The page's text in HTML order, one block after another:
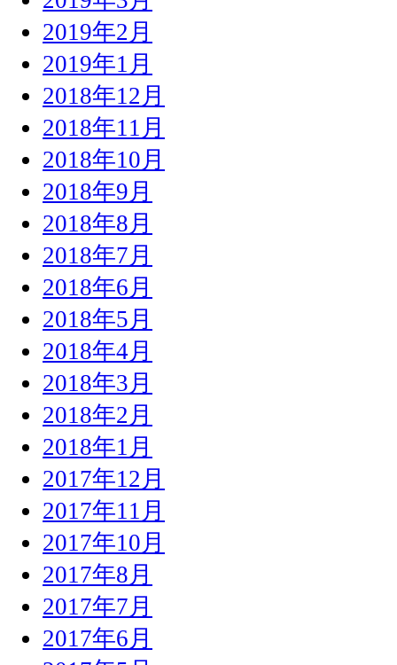
2019年2月
2019年1月
2018年12月
2018年11月
2018年10月
2018年9月
2018年8月
2018年7月
2018年6月
2018年5月
2018年4月
2018年3月
2018年2月
2018年1月
2017年12月
2017年11月
2017年10月
2017年8月
2017年7月
2017年6月